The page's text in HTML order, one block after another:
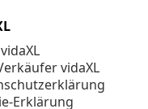
vidaXL
Erklärung